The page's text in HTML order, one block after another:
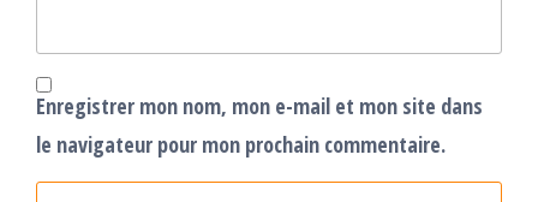
Enregistrer mon nom, mon e-mail et mon site dans
le navigateur pour mon prochain commentaire.